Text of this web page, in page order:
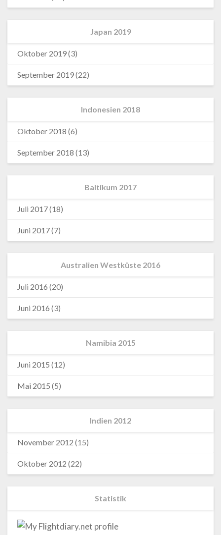
Japan 2019
Oktober 2019(3)
September 2019(22)
Indonesien 2018
Oktober 2018 (6)
September 2018 (13)
Baltikum 2017
Juli 2017(18)
Juni 2017(7)
Australien Westküste 2016
Juli 2016 (20)
Juni 2016 (3)
Namibia 2015
Juni 2015 (12)
Mai 2015 (5)
Indien 2012
November 2012 (15)
Oktober 2012 (22)
Statistik